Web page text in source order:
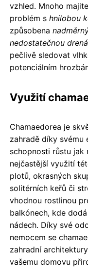
vzhled. Mnoho
problém s hnilobou
způsobena
nedostatečnou
pečlivě sledovat
potenciálním
Využití
Chamaedorea je
zahradě díky svému
schopnosti růstu jak
nejčastější využití
plotů, okrasných
solitérních keřů či
vhodnou rostlinou
balkónech, kde
nádech. Díky své
nemocem se
zahradní
vašemu domovu